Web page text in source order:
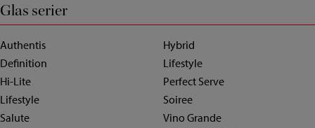
Glas serier
Authentis
Definition
Hi-Lite
Lifestyle
Salute
Hybrid
Lifestyle
Perfect Serve
Soiree
Vino Grande